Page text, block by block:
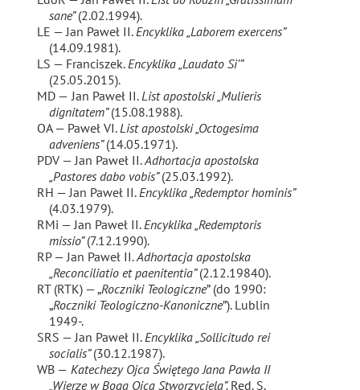
sane”(2.02.1994).
LE — Jan Paweł II.Encyklika „Laborem exercens”
(14.09.1981).
LS — Franciszek.Encyklika „Laudato Si’”
(25.05.2015).
MD — Jan Paweł II.List apostolski „Mulieris
dignitatem”(15.08.1988).
OA — Paweł VI.List apostolski „Octogesima
adveniens”(14.05.1971).
PDV — Jan Paweł II.Adhortacja apostolska
„Pastores dabo vobis”(25.03.1992).
RH — Jan Paweł II.Encyklika „Redemptor hominis”
(4.03.1979).
RMi — Jan Paweł II.Encyklika „Redemptoris
missio”(7.12.1990).
RP — Jan Paweł II.Adhortacja apostolska
„Reconciliatio et paenitentia”(2.12.19840).
RT (RTK) — „Roczniki Teologiczne” (do 1990:
„Roczniki Teologiczno-Kanoniczne”). Lublin
1949-.
SRS — Jan Paweł II.Encyklika „Sollicitudo rei
socialis”(30.12.1987).
WB — Katechezy Ojca Świętego Jana Pawła II
„Wierzę w Boga Ojca Stworzyciela”. Red. S.